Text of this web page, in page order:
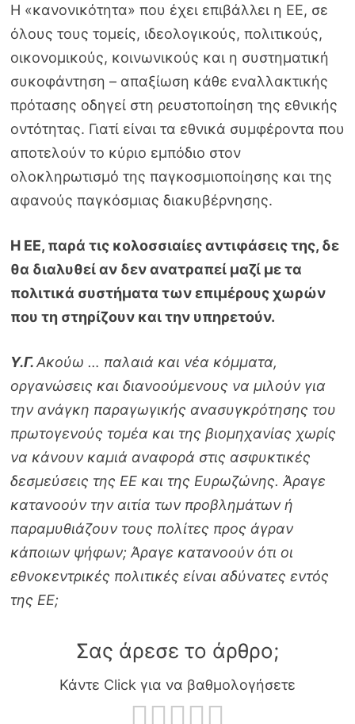
Η «κανονικότητα» που έχει επιβάλλει η ΕΕ, σε
όλους τους τομείς, ιδεολογικούς, πολιτικούς,
οικονομικούς, κοινωνικούς και η συστηματική
συκοφάντηση – απαξίωση κάθε εναλλακτικής
πρότασης οδηγεί στη ρευστοποίηση της εθνικής
οντότητας. Γιατί είναι τα εθνικά συμφέροντα που
αποτελούν το κύριο εμπόδιο στον
ολοκληρωτισμό της παγκοσμιοποίησης και της
αφανούς παγκόσμιας διακυβέρνησης.
Η ΕΕ, παρά τις κολοσσιαίες αντιφάσεις της, δε
θα διαλυθεί αν δεν ανατραπεί μαζί με τα
πολιτικά συστήματα των επιμέρους χωρών
που τη στηρίζουν και την υπηρετούν.
Υ.Γ.Ακούω … παλαιά και νέα κόμματα,
οργανώσεις και διανοούμενους να μιλούν για
την ανάγκη παραγωγικής ανασυγκρότησης του
πρωτογενούς τομέα και της βιομηχανίας χωρίς
να κάνουν καμιά αναφορά στις ασφυκτικές
δεσμεύσεις της ΕΕ και της Ευρωζώνης. Άραγε
κατανοούν την αιτία των προβλημάτων ή
παραμυθιάζουν τους πολίτες προς άγραν
κάποιων ψήφων; Άραγε κατανοούν ότι οι
εθνοκεντρικές πολιτικές είναι αδύνατες εντός
της ΕΕ;
Σας άρεσε το άρθρο;
Κάντε Click για να βαθμολογήσετε